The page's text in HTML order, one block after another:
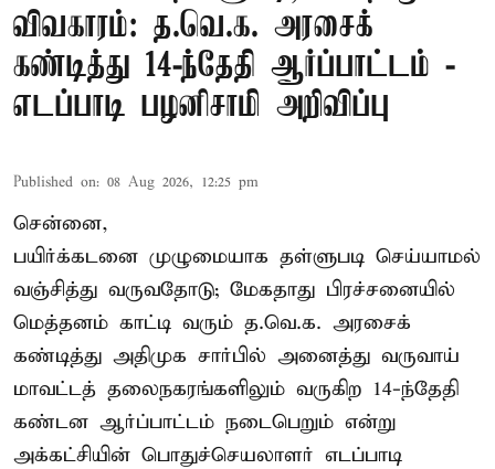
விவகாரம்: த.வெ.க. அரசைக்
கண்டித்து 14-ந்தேதி ஆர்ப்பாட்டம் -
எடப்பாடி பழனிசாமி அறிவிப்பு
Published on: 08 Aug 2026, 12:25 pm
சென்னை,
பயிர்க்கடனை முழுமையாக தள்ளுபடி செய்யாமல்
வஞ்சித்து வருவதோடு; மேகதாது பிரச்சனையில்
மெத்தனம் காட்டி வரும் த.வெ.க. அரசைக்
கண்டித்து அதிமுக சார்பில் அனைத்து வருவாய்
மாவட்டத் தலைநகரங்களிலும் வருகிற 14-ந்தேதி
கண்டன ஆர்ப்பாட்டம் நடைபெறும் என்று
அக்கட்சியின் பொதுச்செயலாளர் எடப்பாடி